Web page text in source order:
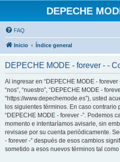
DEPECHE
FAQ
Inicio Índice general
DEPECHE MODE - forever - -
Al ingresar en “DEPECHE MODE -
“nos”, “nuestro”, “DEPECHE MODE -
“https://www.depechemode.es”), usted
los siguientes términos. En caso contrario
“DEPECHE MODE - forever -”. Podemos
momento e intentaríamos avisarle, sin
revisase por su cuenta periódicamente.
- forever -” después de esos cambios
sometido a esos nuevos términos tal